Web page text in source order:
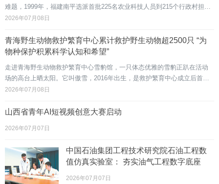
难题，1999年，福建南平选派首批225名农业科技人员到215个行政村担任
科技特派员，取得良好成效，科技特派员制度由此首创。2002年，科技部
合印发《关于深入开展科技特派员农村科技创业行动的意见》，科技特派
员制度开始
2026年07月08日
青海野生动物救护繁育中心累计救护野生动物超2500只 “为
物种保护积累科学认知和希望”
走进青海野生动物救护繁育中心雪豹馆，一只体态优雅的雪豹正趴在活动
场的高台上晒太阳。它叫傲雪，2016年出生，是救护繁育中心成立后首只
人工繁育成活的雪豹。救护繁育中心的工作不止于繁育展示，更关键的是
驱车数百公里将其送至西宁。这场惊心动魄的救护引发全网关注，
2026年07月08日
山西省青年AI短视频创意大赛启动
2026年07月07日
中国石油集团工程技术研究院石油工程数
值仿真实验室： 夯实油气工程数字底座
2026年07月07日